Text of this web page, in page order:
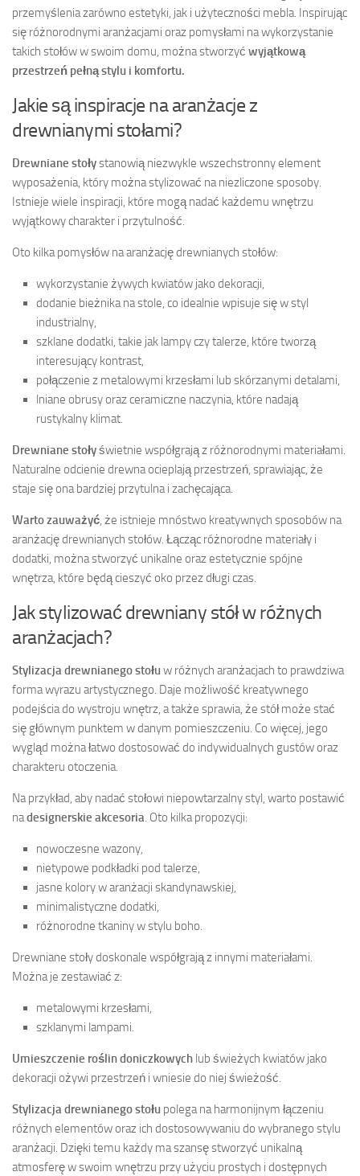
przemyślenia zarówno estetyki, jak i użyteczności mebla. Inspirując
się różnorodnymi aranżacjami oraz pomysłami na wykorzystanie
takich stołów w swoim domu, można stworzyć wyjątkową
przestrzeń pełną stylu i komfortu.
Jakie są inspiracje na aranżacje z
drewnianymi stołami?
Drewniane stołystanowią niezwykle wszechstronny element
wyposażenia, który można stylizować na niezliczone sposoby.
Istnieje wiele inspiracji, które mogą nadać każdemu wnętrzu
wyjątkowy charakter i przytulność.
Oto kilka pomysłów na aranżację drewnianych stołów:
wykorzystanie żywych kwiatów jako dekoracji,
dodanie bieżnika na stole, co idealnie wpisuje się w styl
industrialny,
szklane dodatki, takie jak lampy czy talerze, które tworzą
interesujący kontrast,
połączenie z metalowymi krzesłami lub skórzanymi detalami,
lniane obrusy oraz ceramiczne naczynia, które nadają
rustykalny klimat.
Drewniane stołyświetnie współgrają z różnorodnymi materiałami.
Naturalne odcienie drewna ocieplają przestrzeń, sprawiając, że
staje się ona bardziej przytulna i zachęcająca.
Warto zauważyć, że istnieje mnóstwo kreatywnych sposobów na
aranżację drewnianych stołów. Łącząc różnorodne materiały i
dodatki, można stworzyć unikalne oraz estetycznie spójne
wnętrza, które będą cieszyć oko przez długi czas.
Jak stylizować drewniany stół w różnych
aranżacjach?
Stylizacja drewnianego stołuw różnych aranżacjach to prawdziwa
forma wyrazu artystycznego. Daje możliwość kreatywnego
podejścia do wystroju wnętrz, a także sprawia, że stół może stać
się głównym punktem w danym pomieszczeniu. Co więcej, jego
wygląd można łatwo dostosować do indywidualnych gustów oraz
charakteru otoczenia.
Na przykład, aby nadać stołowi niepowtarzalny styl, warto postawić
nadesignerskie akcesoria. Oto kilka propozycji:
nowoczesne wazony,
nietypowe podkładki pod talerze,
jasne kolory w aranżacji skandynawskiej,
minimalistyczne dodatki,
różnorodne tkaniny w stylu boho.
Drewniane stoły doskonale współgrają z innymi materiałami.
Można je zestawiać z:
metalowymi krzesłami,
szklanymi lampami.
Umieszczenie roślin doniczkowych lub świeżych kwiatów jako
dekoracji ożywi przestrzeń i wniesie do niej świeżość.
Stylizacja drewnianego stołu polega na harmonijnym łączeniu
różnych elementów oraz ich dostosowywaniu do wybranego stylu
aranżacji. Dzięki temu każdy ma szansę stworzyć unikalną
atmosferę w swoim wnętrzu przy użyciu prostych i dostępnych